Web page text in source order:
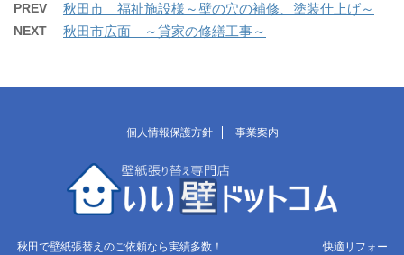
PREV 秋田市 福祉施設様～壁の穴の補修、塗装仕上げ～
NEXT 秋田市広面 ～貸家の修繕工事～
個人情報保護方針 事業案内
秋田で壁紙張替えのご依頼なら実績多数！ 快適リフォー